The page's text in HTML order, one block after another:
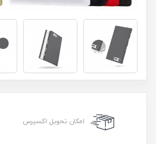
امکان تحویل اکسپرس